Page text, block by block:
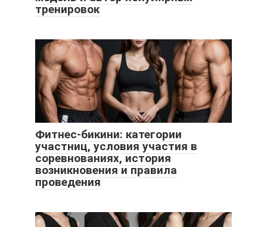
тренировок
Фитнес-бикини: категории
участниц, условия участия в
соревнованиях, история
возникновения и правила
проведения